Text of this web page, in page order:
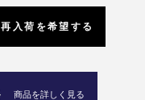
再入荷を希望する
商品を詳しく見る